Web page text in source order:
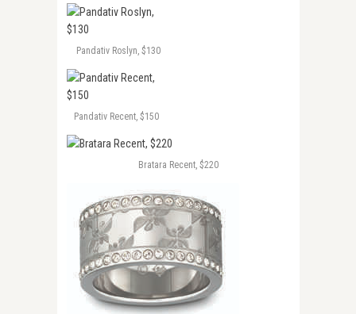
Pandativ Roslyn, $130
Pandativ Recent, $150
Bratara Recent, $220